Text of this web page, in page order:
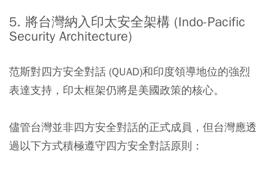
5. 將台灣納入印太安全架構 (Indo-Pacific
Security Architecture)
范斯對四方安全對話 (QUAD)和印度領導地位的強烈
表達支持，印太框架仍將是美國政策的核心。
儘管台灣並非四方安全對話的正式成員，但台灣應透
過以下方式積極遵守四方安全對話原則：